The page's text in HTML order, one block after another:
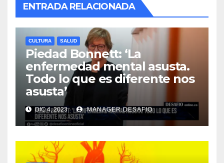
ENTRADA RELACIONADA
CULTURA SALUD
Piedad Bonnett: ‘La
enfermedad mental asusta.
Todo lo que es diferente nos
asusta’
DIC 4, 2023 MANAGER.DESAFIO